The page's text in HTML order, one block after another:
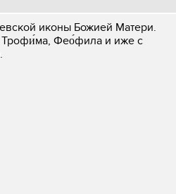
иконы Божией Матери.
Фео́фила и иже с